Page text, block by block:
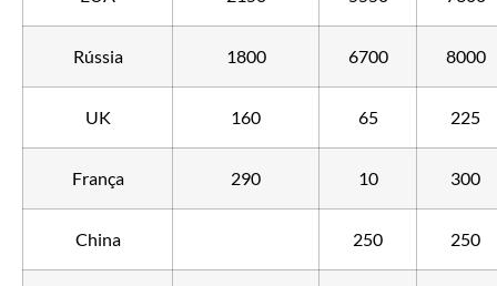
Rússia 1800 6700 8000
UK 160 65 225
França 290 10 300
China 250 250